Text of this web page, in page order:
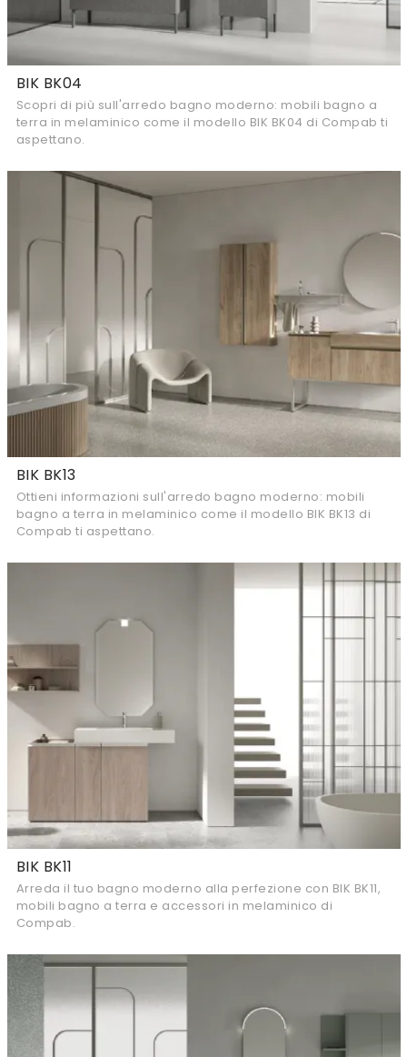
BIK BK04
Scopri di più sull'arredo bagno moderno: mobili bagno a
terra in melaminico come il modello BIK BK04 di Compab ti
aspettano.
BIK BK13
Ottieni informazioni sull'arredo bagno moderno: mobili
bagno a terra in melaminico come il modello BIK BK13 di
Compab ti aspettano.
BIK BK11
Arreda il tuo bagno moderno alla perfezione con BIK BK11,
mobili bagno a terra e accessori in melaminico di
Compab.